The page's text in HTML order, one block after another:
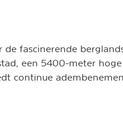
fascinerende
een 5400-meter hoge
continue